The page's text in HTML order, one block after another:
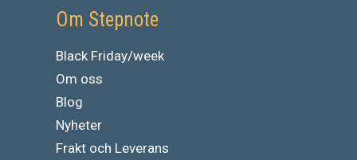
Om Stepnote
Black Friday/week
Om oss
Blog
Nyheter
Frakt och Leverans